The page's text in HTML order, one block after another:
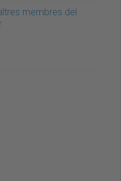
membres del